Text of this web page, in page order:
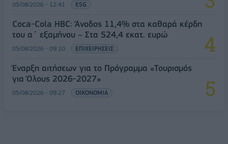
05/08/2026 - 12:41 ESG
Coca-Cola HBC: Άνοδος 11,4% στα καθαρά κέρδη
του α΄ εξαμήνου – Στα 524,4 εκατ. ευρώ
05/08/2026 - 09:10 ΕΠΙΧΕΙΡΗΣΕΙΣ
Έναρξη αιτήσεων για το Πρόγραμμα «Τουρισμός
για Όλους 2026-2027»
05/08/2026 - 09:27 ΟΙΚΟΝΟΜΙΑ